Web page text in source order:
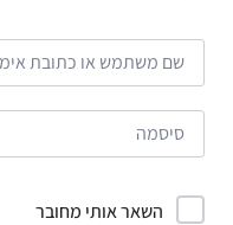
השאר אותי מחובר